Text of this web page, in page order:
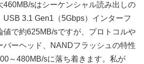
460MB/sはシーケンシャル読み出しの
USB 3.1 Gen1（5Gbps）インターフ
値で約625MB/sですが、プロトコルや
バーヘッド、NANDフラッシュの特性
～480MB/sに落ち着きます。私が